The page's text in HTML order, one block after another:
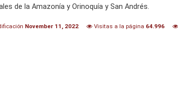
de la Amazonía y Orinoquía y San Andrés.
November 11, 2022 Visitas a la página 64.996